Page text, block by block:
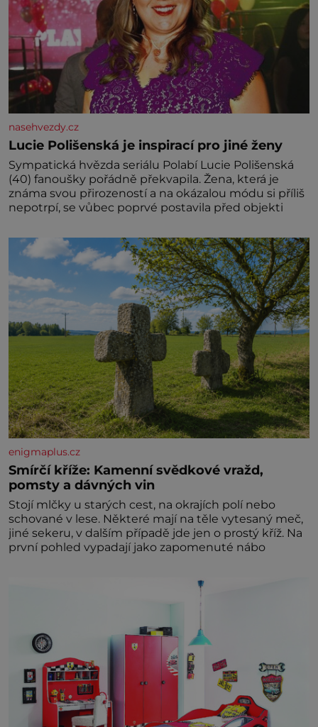
nasehvezdy.cz
Lucie Polišenská je inspirací pro jiné ženy
Sympatická hvězda seriálu Polabí Lucie Polišenská
(40) fanoušky pořádně překvapila. Žena, která je
známa svou přirozeností a na okázalou módu si příliš
nepotrpí, se vůbec poprvé postavila před objekti
enigmaplus.cz
Smírčí kříže: Kamenní svědkové vražd,
pomsty a dávných vin
Stojí mlčky u starých cest, na okrajích polí nebo
schované v lese. Některé mají na těle vytesaný meč,
jiné sekeru, v dalším případě jde jen o prostý kříž. Na
první pohled vypadají jako zapomenuté nábo